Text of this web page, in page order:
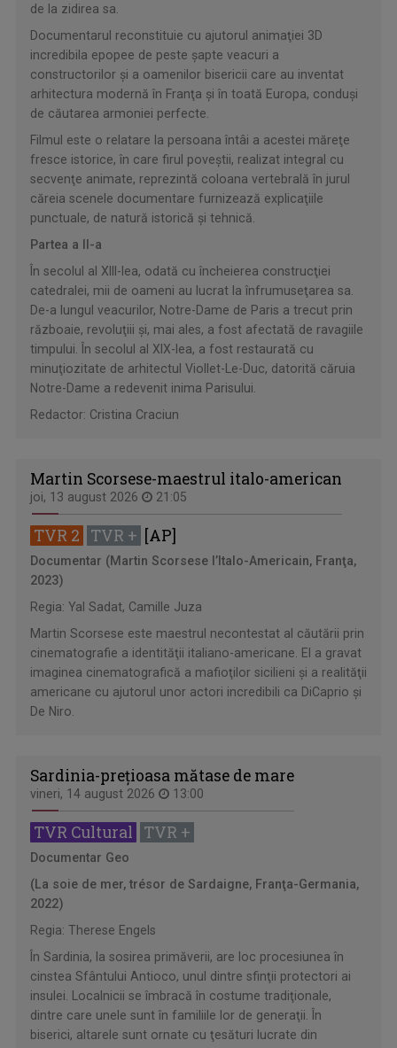
de la zidirea sa.
Documentarul reconstituie cu ajutorul animaţiei 3D
incredibila epopee de peste şapte veacuri a
constructorilor şi a oamenilor bisericii care au inventat
arhitectura modernă în Franţa şi în toată Europa, conduşi
de căutarea armoniei perfecte.
Filmul este o relatare la persoana întâi a acestei măreţe
fresce istorice, în care firul poveştii, realizat integral cu
secvenţe animate, reprezintă coloana vertebrală în jurul
căreia scenele documentare furnizează explicaţiile
punctuale, de natură istorică şi tehnică.
Partea a II-a
În secolul al XIII-lea, odată cu încheierea construcţiei
catedralei, mii de oameni au lucrat la înfrumuseţarea sa.
De-a lungul veacurilor, Notre-Dame de Paris a trecut prin
războaie, revoluţiii şi, mai ales, a fost afectată de ravagiile
timpului. În secolul al XIX-lea, a fost restaurată cu
minuţiozitate de arhitectul Viollet-Le-Duc, datorită căruia
Notre-Dame a redevenit inima Parisului.
Redactor: Cristina Craciun
Martin Scorsese-maestrul italo-american
joi, 13 august 2026 21:05
TVR 2 TVR + [AP]
Documentar (Martin Scorsese l’Italo-Americain, Franţa,
2023)
Regia: Yal Sadat, Camille Juza
Martin Scorsese este maestrul necontestat al căutării prin
cinematografie a identităţii italiano-americane. El a gravat
imaginea cinematografică a mafioţilor sicilieni şi a realităţii
americane cu ajutorul unor actori incredibili ca DiCaprio şi
De Niro.
Sardinia-preţioasa mătase de mare
vineri, 14 august 2026 13:00
TVR Cultural TVR +
Documentar Geo
(La soie de mer, trésor de Sardaigne, Franţa-Germania,
2022)
Regia: Therese Engels
În Sardinia, la sosirea primăverii, are loc procesiunea în
cinstea Sfântului Antioco, unul dintre sfinţii protectori ai
insulei. Localnicii se îmbracă în costume tradiţionale,
dintre care unele sunt în familiile lor de generaţii. În
biserici, altarele sunt ornate cu ţesături lucrate din